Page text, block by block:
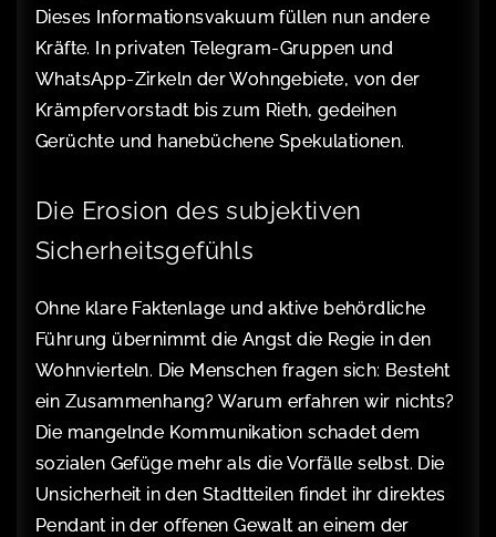
Dieses Informationsvakuum füllen nun andere
Kräfte. In privaten Telegram-Gruppen und
WhatsApp-Zirkeln der Wohngebiete, von der
Krämpfervorstadt bis zum Rieth, gedeihen
Gerüchte und hanebüchene Spekulationen.
Die Erosion des subjektiven
Sicherheitsgefühls
Ohne klare Faktenlage und aktive behördliche
Führung übernimmt die Angst die Regie in den
Wohnvierteln. Die Menschen fragen sich: Besteht
ein Zusammenhang? Warum erfahren wir nichts?
Die mangelnde Kommunikation schadet dem
sozialen Gefüge mehr als die Vorfälle selbst. Die
Unsicherheit in den Stadtteilen findet ihr direktes
Pendant in der offenen Gewalt an einem der